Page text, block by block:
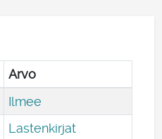
Arvo
Ilmee
Lastenkirjat